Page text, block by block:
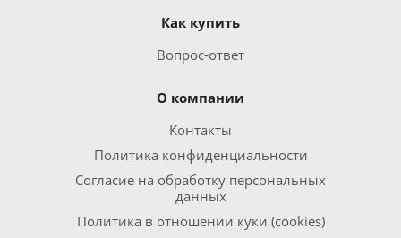
Как купить
Вопрос-ответ
О компании
Контакты
Политика конфиденциальности
Согласие на обработку персональных
данных
Политика в отношении куки (cookies)